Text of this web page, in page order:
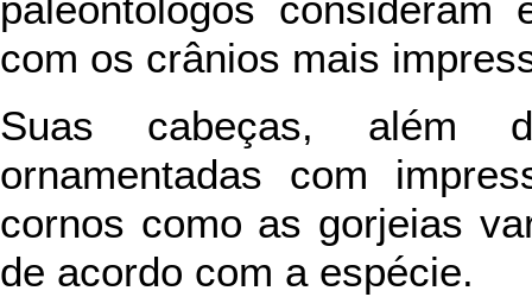
paleontólogos
com os crânios mais
Suas cabeças, além
ornamentadas com
cornos como as gorjeias
de acordo com a espécie.